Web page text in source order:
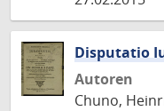
Disputatio
Autoren
Chuno,